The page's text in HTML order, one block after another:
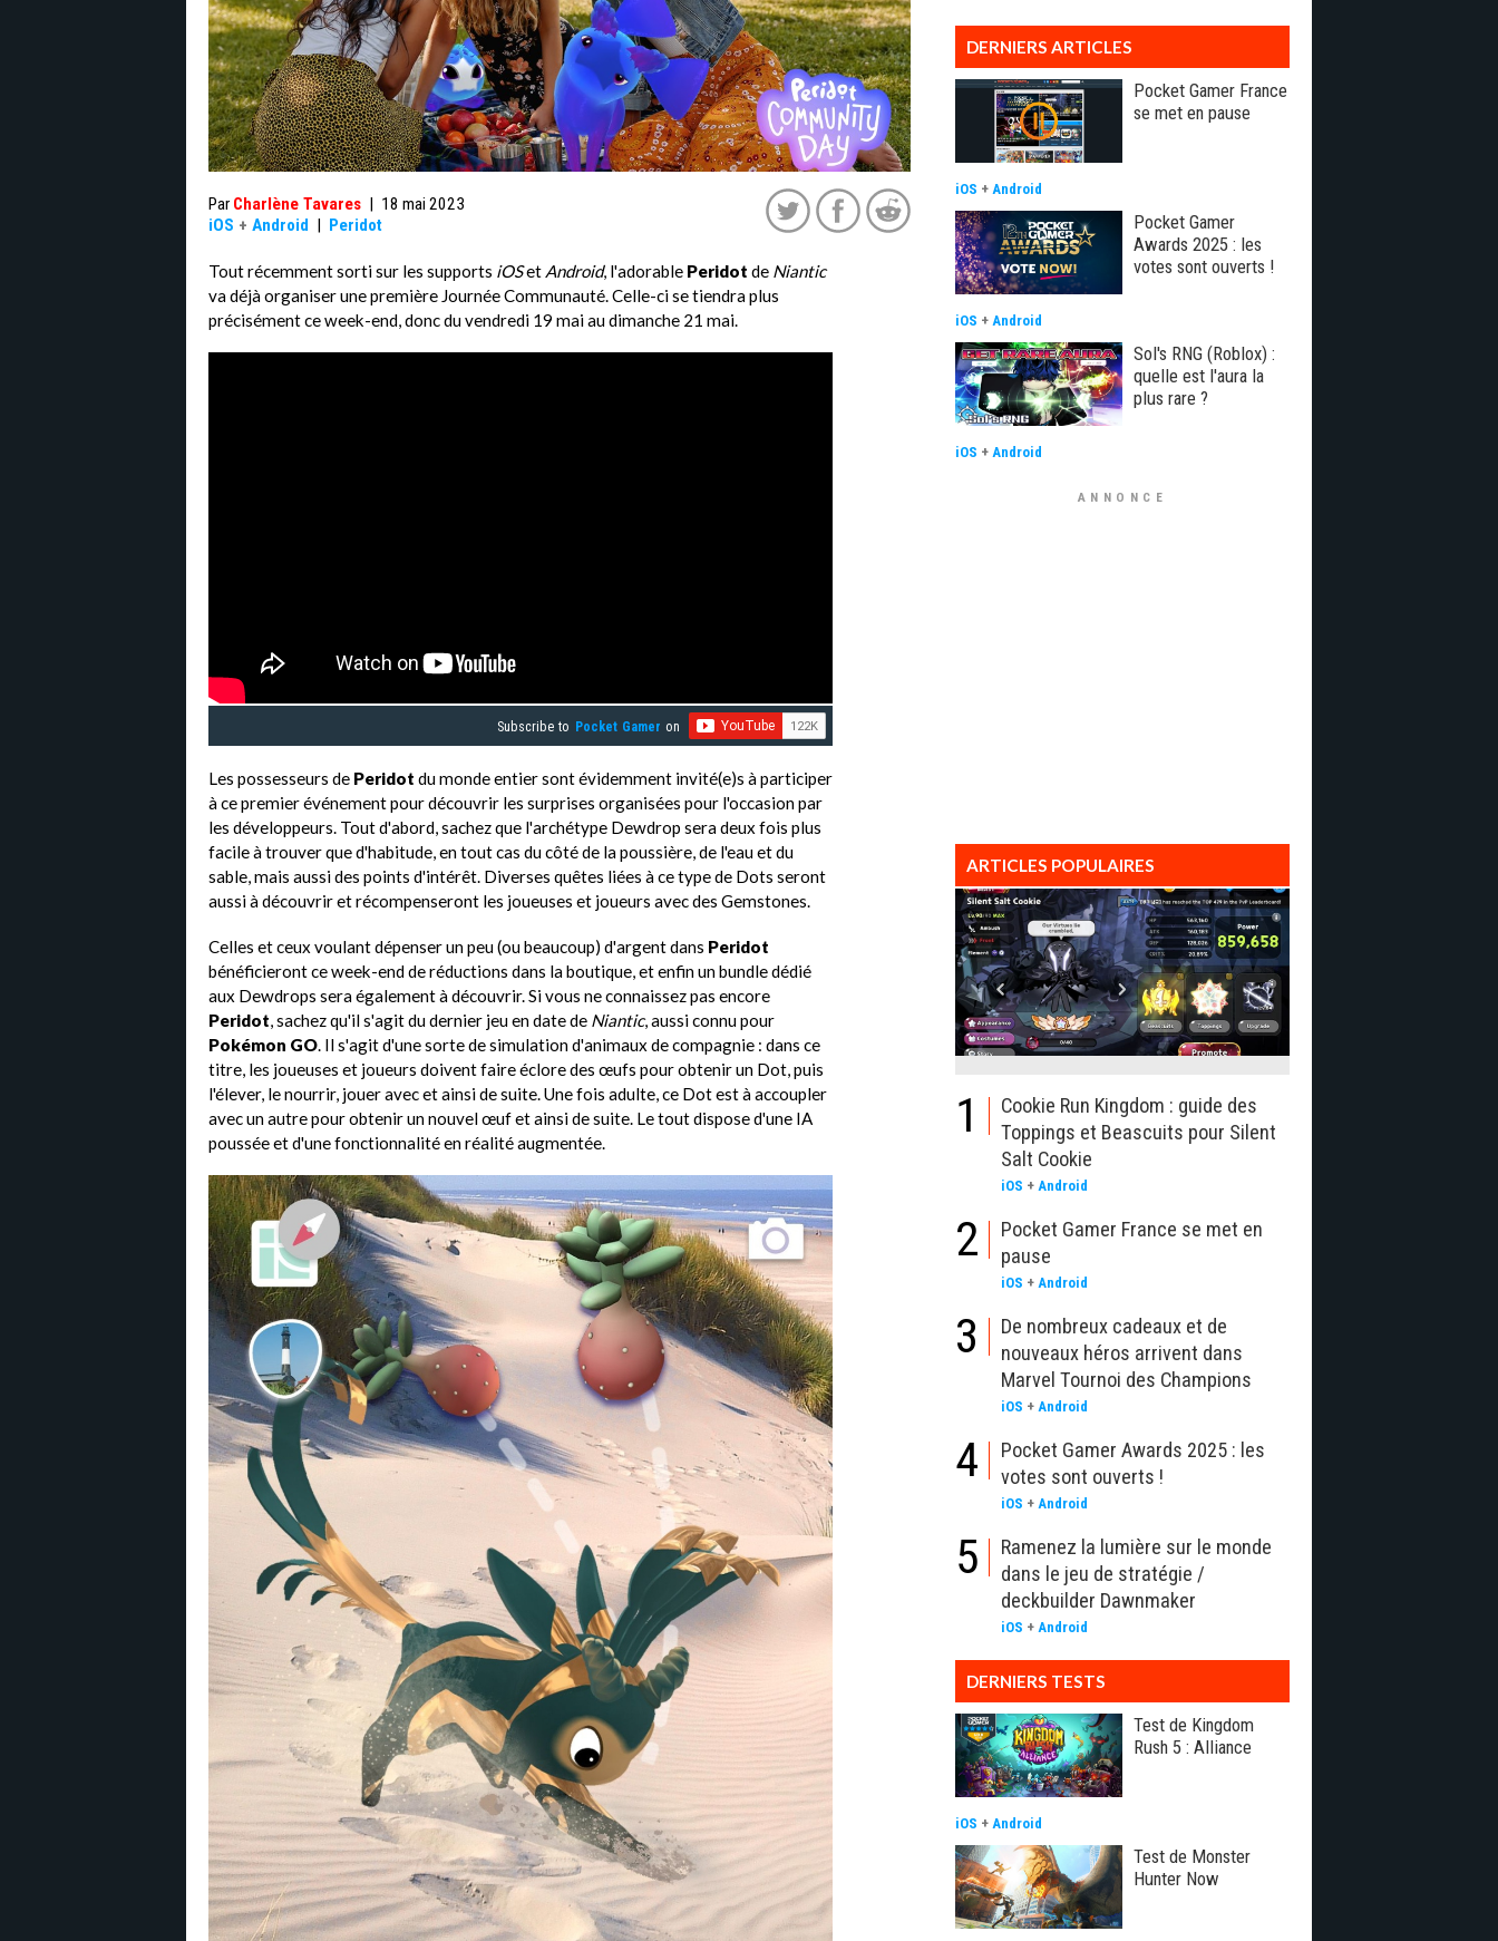
Par Charlène Tavares | 18 mai 2023
iOS + Android | Peridot
Tout récemment sorti sur les supports iOSet Android, l'adorable Peridot de Niantic
va déjà organiser une première Journée Communauté. Celle-ci se tiendra plus
précisément ce week-end, donc du vendredi 19 mai au dimanche 21 mai.
Subscribe to Pocket Gamer on
Les possesseurs de Peridot du monde entier sont évidemment invité(e)s à participer
à ce premier événement pour découvrir les surprises organisées pour l'occasion par
les développeurs. Tout d'abord, sachez que l'archétype Dewdrop sera deux fois plus
facile à trouver que d'habitude, en tout cas du côté de la poussière, de l'eau et du
sable, mais aussi des points d'intérêt. Diverses quêtes liées à ce type de Dots seront
aussi à découvrir et récompenseront les joueuses et joueurs avec des Gemstones.
Celles et ceux voulant dépenser un peu (ou beaucoup) d'argent dans Peridot
bénéficieront ce week-end de réductions dans la boutique, et enfin un bundle dédié
aux Dewdrops sera également à découvrir. Si vous ne connaissez pas encore
Peridot, sachez qu'il s'agit du dernier jeu en date de Niantic, aussi connu pour
Pokémon GO. Il s'agit d'une sorte de simulation d'animaux de compagnie : dans ce
titre, les joueuses et joueurs doivent faire éclore des œufs pour obtenir un Dot, puis
l'élever, le nourrir, jouer avec et ainsi de suite. Une fois adulte, ce Dot est à accoupler
avec un autre pour obtenir un nouvel œuf et ainsi de suite. Le tout dispose d'une IA
poussée et d'une fonctionnalité en réalité augmentée.
DERNIERS ARTICLES
Pocket Gamer France
se met en pause
iOS + Android
Pocket Gamer
Awards 2025 : les
votes sont ouverts !
iOS + Android
Sol's RNG (Roblox) :
quelle est l'aura la
plus rare ?
iOS + Android
ANNONCE
ARTICLES POPULAIRES
1
Cookie Run Kingdom : guide des
Toppings et Beascuits pour Silent
Salt Cookie
iOS + Android
2
Pocket Gamer France se met en
pause
iOS + Android
3
De nombreux cadeaux et de
nouveaux héros arrivent dans
Marvel Tournoi des Champions
iOS + Android
4
Pocket Gamer Awards 2025 : les
votes sont ouverts !
iOS + Android
5
Ramenez la lumière sur le monde
dans le jeu de stratégie /
deckbuilder Dawnmaker
iOS + Android
DERNIERS TESTS
Test de Kingdom
Rush 5 : Alliance
iOS + Android
Test de Monster
Hunter Now